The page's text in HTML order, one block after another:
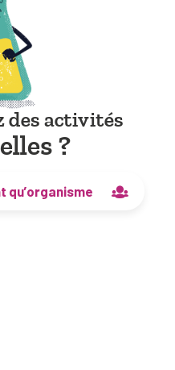
des activités
?
qu’organisme